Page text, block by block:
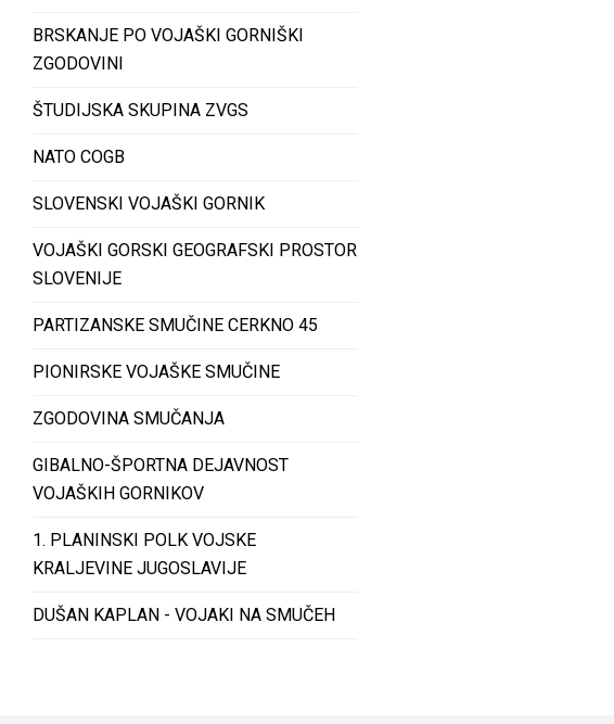
BRSKANJE PO VOJAŠKI GORNIŠKI
ZGODOVINI
ŠTUDIJSKA SKUPINA ZVGS
NATO COGB
SLOVENSKI VOJAŠKI GORNIK
VOJAŠKI GORSKI GEOGRAFSKI PROSTOR
SLOVENIJE
PARTIZANSKE SMUČINE CERKNO 45
PIONIRSKE VOJAŠKE SMUČINE
ZGODOVINA SMUČANJA
GIBALNO-ŠPORTNA DEJAVNOST
VOJAŠKIH GORNIKOV
1. PLANINSKI POLK VOJSKE
KRALJEVINE JUGOSLAVIJE
DUŠAN KAPLAN - VOJAKI NA SMUČEH